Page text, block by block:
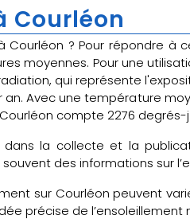
Courléon
Courléon ? Pour répondre
moyennes. Pour une
qui représente
an. Avec une température
compte 2276 degrés-j
la collecte et la
des informations sur
sur Courléon peuvent
précise de